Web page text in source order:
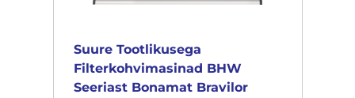
Suure Tootlikusega
Filterkohvimasinad BHW
Seeriast Bonamat Bravilor